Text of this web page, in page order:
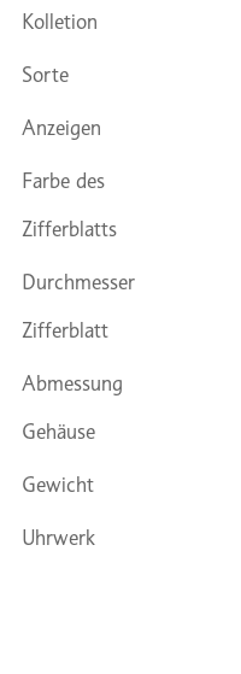
Kolletion
Sorte
Anzeigen
Farbe des
Zifferblatts
Durchmesser
Zifferblatt
Abmessung
Gehäuse
Gewicht
Uhrwerk